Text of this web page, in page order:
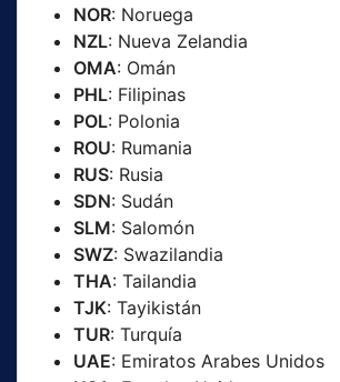
NOR: Noruega
NZL: Nueva Zelandia
OMA: Omán
PHL: Filipinas
POL: Polonia
ROU: Rumania
RUS: Rusia
SDN: Sudán
SLM: Salomón
SWZ: Swazilandia
THA: Tailandia
TJK: Tayikistán
TUR: Turquía
UAE: Emiratos Arabes Unidos